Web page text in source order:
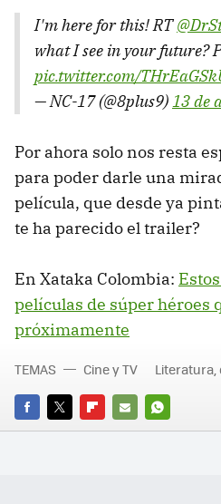
I'm here for this! RT
what I see in your future?
pic.twitter.com/
— NC-17 (@8plus9)13 de
Por ahora solo nos resta
para poder darle una
película, que desde ya
te ha parecido el trailer?
En Xataka Colombia:
películas de súper héroes
próximamente
FACEBOOK
TWITTERFLIPBOARD
E-
WHATSAPP
TEMAS Cine y TV Literatura,